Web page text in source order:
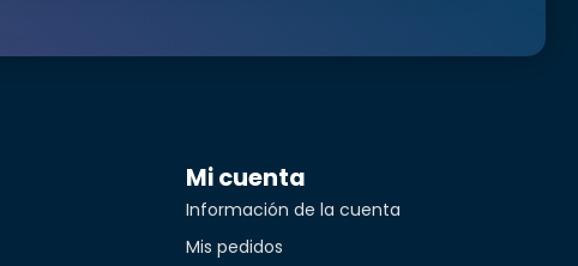
Mi cuenta
Información de la cuenta
Mis pedidos